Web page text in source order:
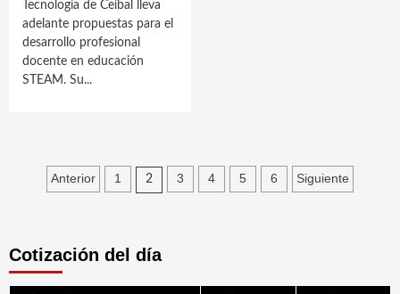
Tecnología de Ceibal lleva
adelante propuestas para el
desarrollo profesional
docente en educación
STEAM. Su...
Paginación
Anterior 1 2 3 4 5 6 Siguiente
Cotización del día